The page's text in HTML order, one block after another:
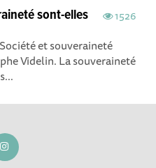
1526
sont-elles
et souveraineté
Videlin. La souveraineté